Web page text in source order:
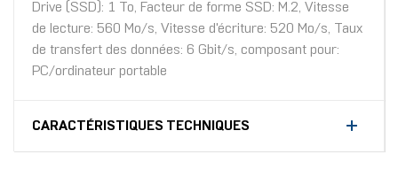
Drive (SSD): 1 To, Facteur de forme SSD: M.2, Vitesse
de lecture: 560 Mo/s, Vitesse d'écriture: 520 Mo/s, Taux
de transfert des données: 6 Gbit/s, composant pour:
PC/ordinateur portable
CARACTÉRISTIQUES TECHNIQUES